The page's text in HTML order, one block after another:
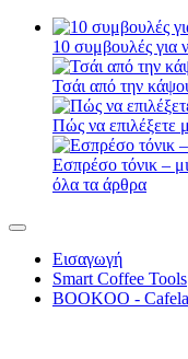
10 συμβουλές για
Τσάι από την
Πώς να επιλέξετε
Εσπρέσο τόνικ –
όλα τα άρθρα
Εισαγωγή
Smart Coffee Tools
BOOKOO -